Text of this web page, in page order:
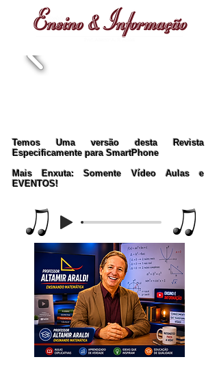
Temos Uma versão desta Revista
Especificamente para SmartPhone
Mais Enxuta: Somente Vídeo Aulas e
EVENTOS!